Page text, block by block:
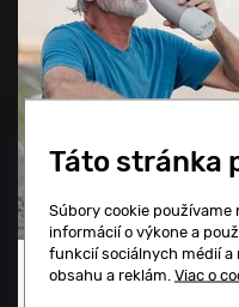
08.07.2026
Táto stránka
Súbory cookie používame
informácií o výkone a
funkcií sociálnych médií a
obsahu a reklám. Viac o